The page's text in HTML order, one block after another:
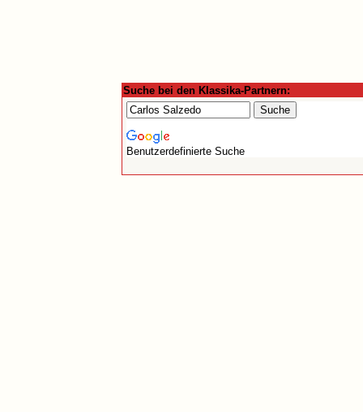
Suche bei den Klassika-Partnern:
Benutzerdefinierte Suche